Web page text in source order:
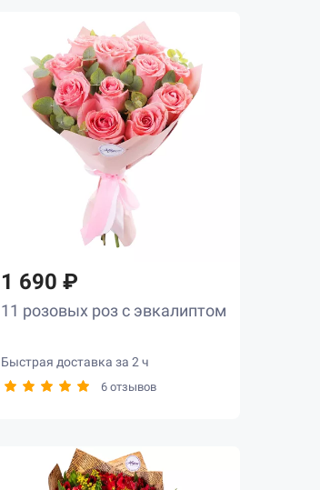
1 690 ₽
11 розовых роз с эвкалиптом
Быстрая доставка за 2 ч
6 отзывов